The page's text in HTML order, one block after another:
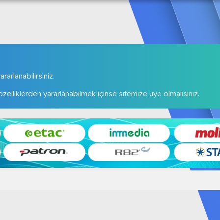
yararlanabilmek içinse sitemize üye olmalısınız.